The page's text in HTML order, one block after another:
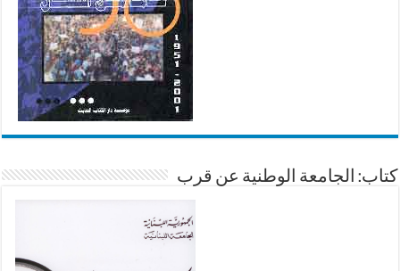
كتاب: الجامعة الوطنية عن قرب